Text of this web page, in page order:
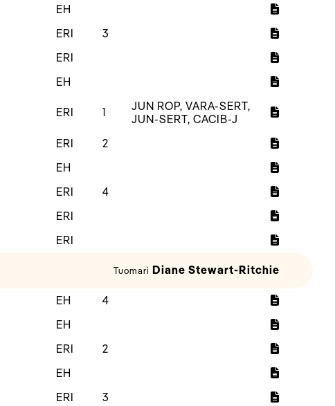
EH
ERI
3
ERI
EH
ERI 1
JUN ROP, VARA-SERT,
JUN-SERT, CACIB-J
ERI
2
EH
ERI
4
ERI
ERI
Tuomari Diane Stewart-Ritchie
EH
4
EH
ERI
2
EH
ERI
3